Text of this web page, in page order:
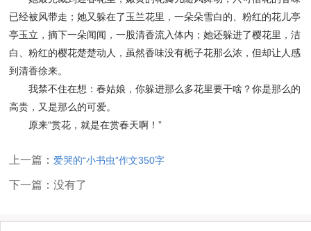
已经被风带走；她又躲在了玉兰花里，一朵朵雪白的、粉红的花儿亭
亭玉立，摘下一朵闻闻，一股清香流入体内；她还躲进了樱花里，洁
白、粉红的樱花楚楚动人，虽然香味没有栀子花那么浓，但却让人感
到清香徐来。
我禁不住在想：春姑娘，你躲进那么多花里要干啥？你是那么的
高贵，又是那么的可爱。
原来“赏花，就是在赏春天啊！”
上一篇： 爱哭的“小书虫”作文350字
下一篇：没有了